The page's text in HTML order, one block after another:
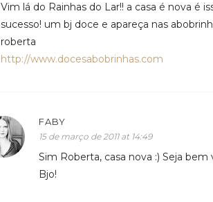
Vim lá do Rainhas do Lar!! a casa é nova é
sucesso! um bj doce e apareça nas
roberta
http://www.docesabobrinhas.com
FABY
15 de março de 2011 at 14:49
Sim Roberta, casa nova :) Seja bem
Bjo!